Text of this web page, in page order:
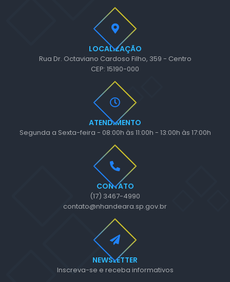
LOCALIZAÇÃO
Rua Dr. Octaviano Cardoso Filho, 359 - Centro
CEP: 15190-000
CONTATO
(17) 3467-4990
contato@nhandeara.sp.gov.br
ATENDIMENTO
Segunda a Sexta-feira - 08:00h às 11:00h - 13:00h às 17:00h
NEWSLETTER
Inscreva-se e receba informativos